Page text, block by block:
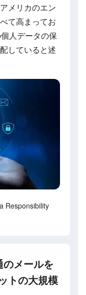
メリカのエン
て高まってお
人データの保
していると述
Responsibility
メールを
トの大規模